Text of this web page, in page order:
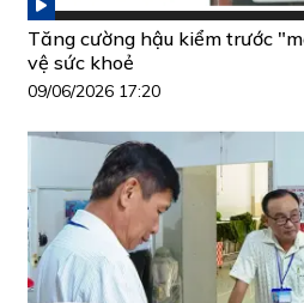
Tăng cường hậu kiểm trước
vệ sức khoẻ
09/06/2026 17:20